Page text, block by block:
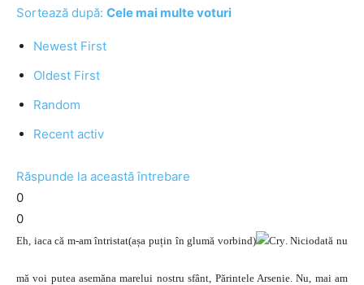
Sortează după: Cele mai multe voturi
Newest First
Oldest First
Random
Recent activ
Răspunde la această întrebare
0
0
Eh, iaca că m-am întristat(așa puțin în glumă vorbind) . Niciodată nu
mă voi putea asemăna marelui nostru sfânt, Părintele Arsenie. Nu, mai am